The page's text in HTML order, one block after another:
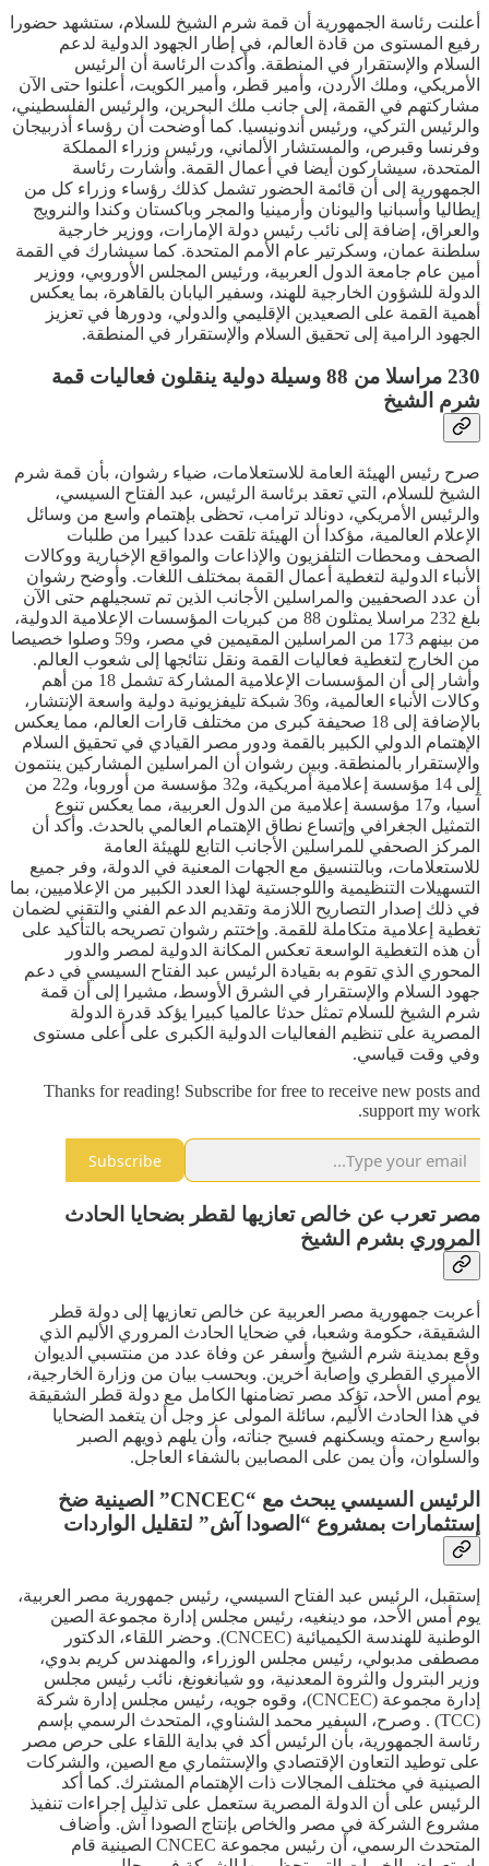
أعلنت رئاسة الجمهورية أن قمة شرم الشيخ للسلام، ستشهد حضورا
رفيع المستوى من قادة العالم، في إطار الجهود الدولية لدعم
السلام والإستقرار في المنطقة. وأكدت الرئاسة أن الرئيس
الأمريكي، وملك الأردن، وأمير قطر، وأمير الكويت، أعلنوا حتى الآن
مشاركتهم في القمة، إلى جانب ملك البحرين، والرئيس الفلسطيني،
والرئيس التركي، ورئيس أندونيسيا. كما أوضحت أن رؤساء أذربيجان
وفرنسا وقبرص، والمستشار الألماني، ورئيس وزراء المملكة
المتحدة، سيشاركون أيضا في أعمال القمة. وأشارت رئاسة
الجمهورية إلى أن قائمة الحضور تشمل كذلك رؤساء وزراء كل من
إيطاليا وأسبانيا واليونان وأرمينيا والمجر وباكستان وكندا والنرويج
والعراق، إضافة إلى نائب رئيس دولة الإمارات، ووزير خارجية
سلطنة عمان، وسكرتير عام الأمم المتحدة. كما سيشارك في القمة
أمين عام جامعة الدول العربية، ورئيس المجلس الأوروبي، ووزير
الدولة للشؤون الخارجية للهند، وسفير اليابان بالقاهرة، بما يعكس
أهمية القمة على الصعيدين الإقليمي والدولي، ودورها في تعزيز
الجهود الرامية إلى تحقيق السلام والإستقرار في المنطقة.
230 مراسلا من 88 وسيلة دولية ينقلون فعاليات قمة
شرم الشيخ
صرح رئيس الهيئة العامة للاستعلامات، ضياء رشوان، بأن قمة شرم
الشيخ للسلام، التي تعقد برئاسة الرئيس، عبد الفتاح السيسي،
والرئيس الأمريكي، دونالد ترامب، تحظى بإهتمام واسع من وسائل
الإعلام العالمية، مؤكدا أن الهيئة تلقت عددا كبيرا من طلبات
الصحف ومحطات التلفزيون والإذاعات والمواقع الإخبارية ووكالات
الأنباء الدولية لتغطية أعمال القمة بمختلف اللغات. وأوضح رشوان
أن عدد الصحفيين والمراسلين الأجانب الذين تم تسجيلهم حتى الآن
بلغ 232 مراسلا يمثلون 88 من كبريات المؤسسات الإعلامية الدولية،
من بينهم 173 من المراسلين المقيمين في مصر، و59 وصلوا خصيصا
من الخارج لتغطية فعاليات القمة ونقل نتائجها إلى شعوب العالم.
وأشار إلى أن المؤسسات الإعلامية المشاركة تشمل 18 من أهم
وكالات الأنباء العالمية، و36 شبكة تليفزيونية دولية واسعة الإنتشار،
بالإضافة إلى 18 صحيفة كبرى من مختلف قارات العالم، مما يعكس
الإهتمام الدولي الكبير بالقمة ودور مصر القيادي في تحقيق السلام
والإستقرار بالمنطقة. وبين رشوان أن المراسلين المشاركين ينتمون
إلى 14 مؤسسة إعلامية أمريكية، و32 مؤسسة من أوروبا، و22 من
آسيا، و17 مؤسسة إعلامية من الدول العربية، مما يعكس تنوع
التمثيل الجغرافي وإتساع نطاق الإهتمام العالمي بالحدث. وأكد أن
المركز الصحفي للمراسلين الأجانب التابع للهيئة العامة
للاستعلامات، وبالتنسيق مع الجهات المعنية في الدولة، وفر جميع
التسهيلات التنظيمية واللوجستية لهذا العدد الكبير من الإعلاميين، بما
في ذلك إصدار التصاريح اللازمة وتقديم الدعم الفني والتقني لضمان
تغطية إعلامية متكاملة للقمة. وإختتم رشوان تصريحه بالتأكيد على
أن هذه التغطية الواسعة تعكس المكانة الدولية لمصر والدور
المحوري الذي تقوم به بقيادة الرئيس عبد الفتاح السيسي في دعم
جهود السلام والإستقرار في الشرق الأوسط، مشيرا إلى أن قمة
شرم الشيخ للسلام تمثل حدثا عالميا كبيرا يؤكد قدرة الدولة
المصرية على تنظيم الفعاليات الدولية الكبرى على أعلى مستوى
وفي وقت قياسي.
Thanks for reading! Subscribe for free to receive new posts and
support my work.
Subscribe
مصر تعرب عن خالص تعازيها لقطر بضحايا الحادث
المروري بشرم الشيخ
أعربت جمهورية مصر العربية عن خالص تعازيها إلى دولة قطر
الشقيقة، حكومة وشعبا، في ضحايا الحادث المروري الأليم الذي
وقع بمدينة شرم الشيخ وأسفر عن وفاة عدد من منتسبي الديوان
الأميري القطري وإصابة آخرين. وبحسب بيان من وزارة الخارجية،
يوم أمس الأحد، تؤكد مصر تضامنها الكامل مع دولة قطر الشقيقة
في هذا الحادث الأليم، سائلة المولى عز وجل أن يتغمد الضحايا
بواسع رحمته ويسكنهم فسيح جناته، وأن يلهم ذويهم الصبر
والسلوان، وأن يمن على المصابين بالشفاء العاجل.
الرئيس السيسي يبحث مع “CNCEC” الصينية ضخ
إستثمارات بمشروع “الصودا آش” لتقليل الواردات
إستقبل، الرئيس عبد الفتاح السيسي، رئيس جمهورية مصر العربية،
يوم أمس الأحد، مو دينغيه، رئيس مجلس إدارة مجموعة الصين
الوطنية للهندسة الكيميائية (CNCEC). وحضر اللقاء، الدكتور
مصطفى مدبولي، رئيس مجلس الوزراء، والمهندس كريم بدوي،
وزير البترول والثروة المعدنية، وو شيانغونغ، نائب رئيس مجلس
إدارة مجموعة (CNCEC)، وقوه جويه، رئيس مجلس إدارة شركة
(TCC) . وصرح، السفير محمد الشناوي، المتحدث الرسمي بإسم
رئاسة الجمهورية، بأن الرئيس أكد في بداية اللقاء على حرص مصر
على توطيد التعاون الإقتصادي والإستثماري مع الصين، والشركات
الصينية في مختلف المجالات ذات الإهتمام المشترك. كما أكد
الرئيس على أن الدولة المصرية ستعمل على تذليل إجراءات تنفيذ
مشروع الشركة في مصر والخاص بإنتاج الصودا آش. وأضاف
المتحدث الرسمي، أن رئيس مجموعة CNCEC الصينية قام